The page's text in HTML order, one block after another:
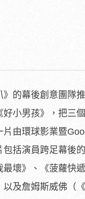
》的幕後創意團隊
好小男孩》，把三
片由環球影業暨
包括演員跨足幕後
最壞》、《菠蘿快
及詹姆斯威佛（